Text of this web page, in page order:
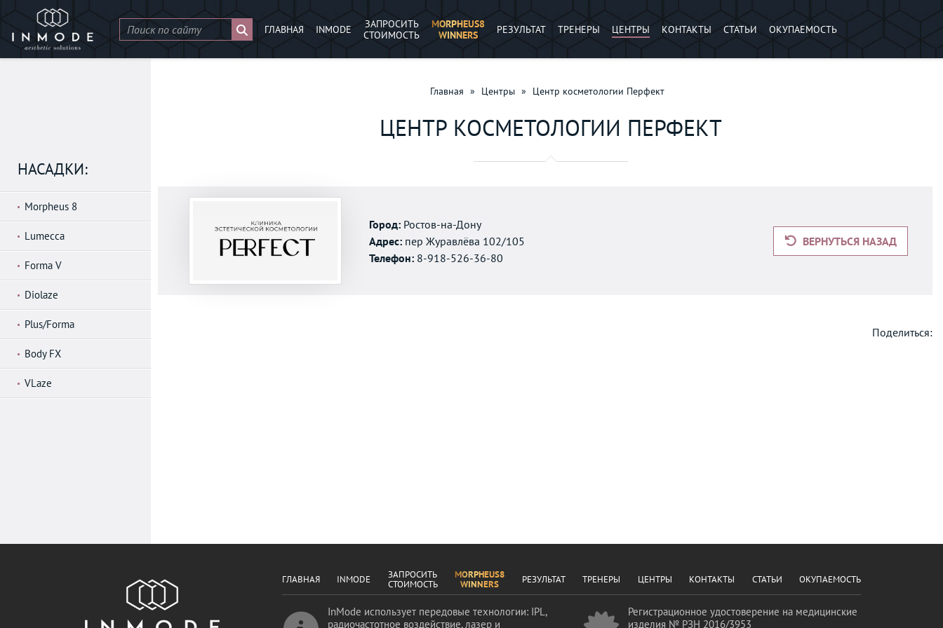
ГЛАВНАЯ INMODE
ЗАПРОСИТЬ
СТОИМОСТЬ
MORPHEUS8
WINNERS
РЕЗУЛЬТАТ ТРЕНЕРЫ ЦЕНТРЫ КОНТАКТЫ СТАТЬИ ОКУПАЕМОСТЬ
НАСАДКИ:
Morpheus 8
Lumecca
Forma V
Diolaze
Plus/Forma
Body FX
VLaze
Главная » Центры » Центр косметологии Перфект
ЦЕНТР КОСМЕТОЛОГИИ ПЕРФЕКТ
Город: Ростов-на-Дону
Адрес: пер Журавлёва 102/105
Телефон: 8-918-526-36-80
ВЕРНУТЬСЯ НАЗАД
Поделиться:
ГЛАВНАЯ INMODE
ЗАПРОСИТЬ
СТОИМОСТЬ
MORPHEUS8
WINNERS
РЕЗУЛЬТАТ ТРЕНЕРЫ ЦЕНТРЫ КОНТАКТЫ СТАТЬИ ОКУПАЕМОСТЬ
InMode использует передовые технологии: IPL,
радиочастотное воздействие, лазер и
Регистрационное удостоверение на медицинские
изделия № РЗН 2016/3953